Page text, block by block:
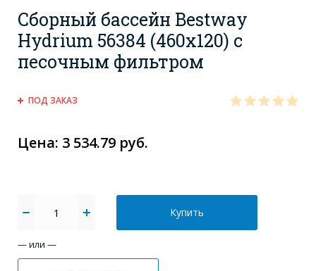
Сборный бассейн Bestway
Hydrium 56384 (460х120) с
песочным фильтром
ПОД ЗАКАЗ
Цена: 3 534.79 руб.
Купить
— или —